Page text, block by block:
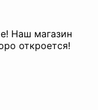
Наш магазин
откроется!